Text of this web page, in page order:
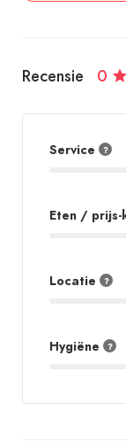
Recensie 0
Service
Eten /
Locatie
Hygiëne